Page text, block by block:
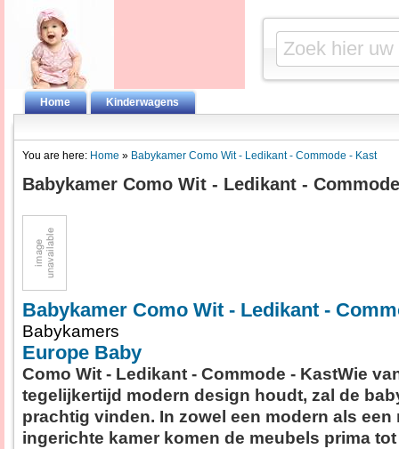
Home Kinderwagens
You are here: Home » Babykamer Como Wit - Ledikant - Commode - Kast
Babykamer Como Wit - Ledikant -
Babykamer Como Wit - Ledikant -
Babykamers
Europe Baby
Como Wit - Ledikant - Commode - KastWie
tegelijkertijd modern design houdt, zal de
prachtig vinden. In zowel een modern als een
ingerichte kamer komen de meubels prima